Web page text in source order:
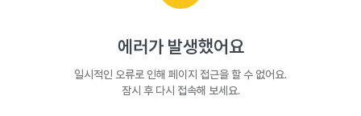
에러가 발생했어요
일시적인 오류로 인해 페이지 접근을 할 수 없어요.
잠시 후 다시 접속해 보세요.